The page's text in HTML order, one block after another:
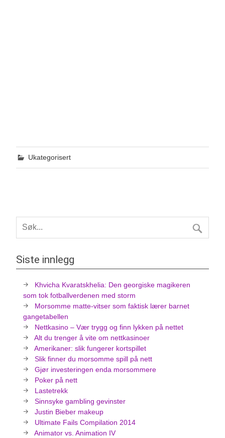
Ukategorisert
Siste innlegg
Khvicha Kvaratskhelia: Den georgiske magikeren
som tok fotballverdenen med storm
Morsomme matte-vitser som faktisk lærer barnet
gangetabellen
Nettkasino – Vær trygg og finn lykken på nettet
Alt du trenger å vite om nettkasinoer
Amerikaner: slik fungerer kortspillet
Slik finner du morsomme spill på nett
Gjør investeringen enda morsommere
Poker på nett
Lastetrekk
Sinnsyke gambling gevinster
Justin Bieber makeup
Ultimate Fails Compilation 2014
Animator vs. Animation IV